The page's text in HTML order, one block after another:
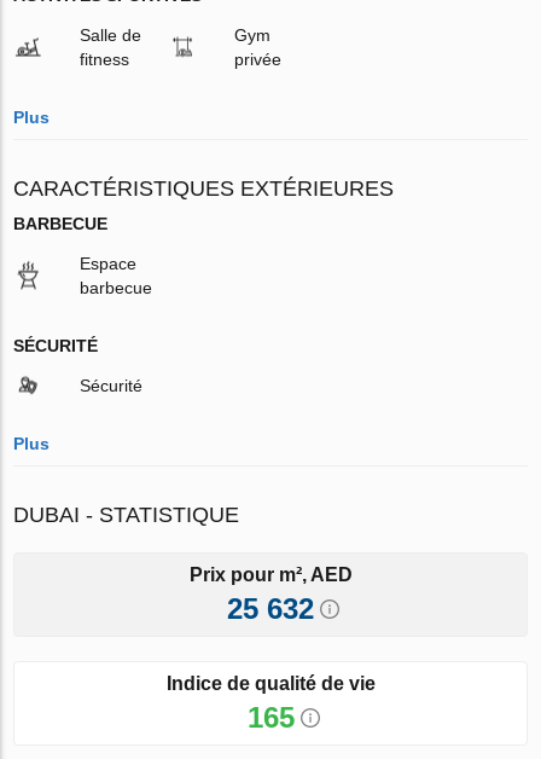
Salle de
fitness
Gym
privée
Plus
CARACTÉRISTIQUES EXTÉRIEURES
BARBECUE
Espace
barbecue
SÉCURITÉ
Sécurité
Plus
DUBAI - STATISTIQUE
Prix pour m², AED
25 632
Indice de qualité de vie
165